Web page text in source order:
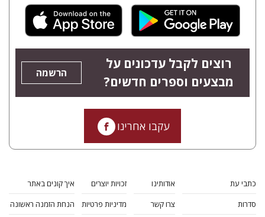
רוצים לקבל עדכונים על
מבצעים וספרים חדשים?
הרשמה
עקבו אחרינו
כתבי עת
סדרות
אודותינו
צרו קשר
זכויות יוצרים
מדיניות פרטיות
איך קונים באתר
הנחת הזמנה ראשונה